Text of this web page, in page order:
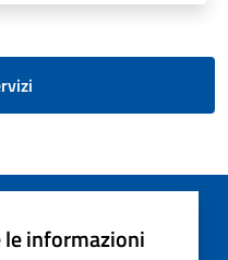
le informazioni